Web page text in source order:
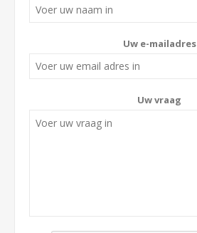
Uw e-mailadres
Uw vraag